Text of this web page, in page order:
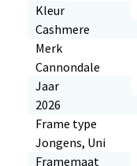
Kleur
Cashmere
Merk
Cannondale
Jaar
2026
Frame type
Jongens, Uni
Framemaat